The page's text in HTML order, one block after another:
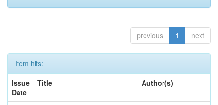
previous 1 next
Item hits:
Issue
Date
Title Author(s)